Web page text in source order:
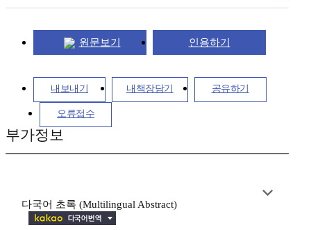
원문보기 인용하기
내보내기 내책장담기 공유하기
오류접수
부가정보
다국어 초록 (Multilingual Abstract)